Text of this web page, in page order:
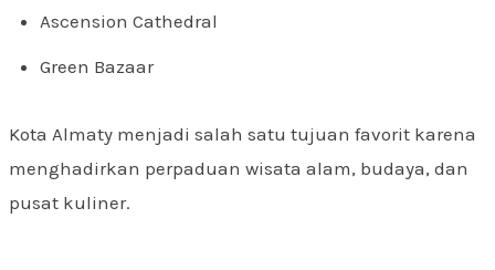
Ascension Cathedral
Green Bazaar
Kota Almaty menjadi salah satu tujuan favorit karena
menghadirkan perpaduan wisata alam, budaya, dan
pusat kuliner.